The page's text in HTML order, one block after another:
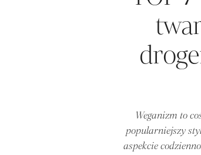
Weganizm to
popularniejszy
aspekcie